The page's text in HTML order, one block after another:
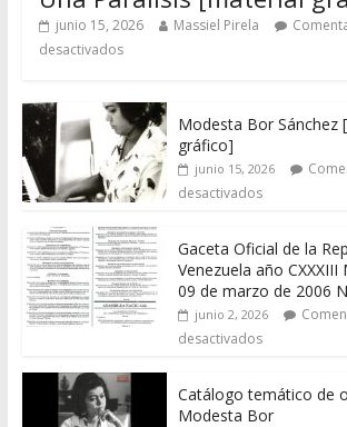
junio 15, 2026 Massiel Pirela
desactivados
Modesta Bor Sánchez
gráfico]
junio 15, 2026
desactivados
Gaceta Oficial de la
Venezuela año CXXXIII
09 de marzo de 2006
junio 2, 2026
desactivados
Catálogo temático de
Modesta Bor